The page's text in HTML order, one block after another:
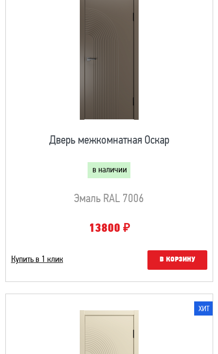
Дверь межкомнатная Оскар
в наличии
Эмаль RAL 7006
13800 ₽
Купить в 1 клик В КОРЗИНУ
ХИТ